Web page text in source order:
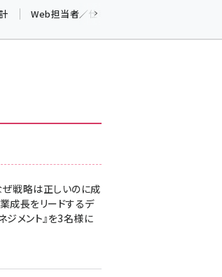
(1623)
(1277)
(1166)
Web担当者／仕事
ぜ戦略は正しいのに成
成長をリードするデ
ジメント』を3名様に